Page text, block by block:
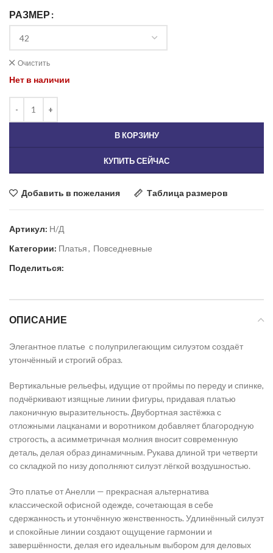
РАЗМЕР
Очистить
Нет в наличии
В КОРЗИНУ
КУПИТЬ СЕЙЧАС
Добавить в пожелания Таблица размеров
Артикул: Н/Д
Категории: Платья, Повседневные
Поделиться:
ОПИСАНИЕ
Элегантное платье с полуприлегающим силуэтом создаёт
утончённый и строгий образ.
Вертикальные рельефы, идущие от проймы по переду и спинке,
подчёркивают изящные линии фигуры, придавая платью
лаконичную выразительность. Двубортная застёжка с
отложными лацканами и воротником добавляет благородную
строгость, а асимметричная молния вносит современную
деталь, делая образ динамичным. Рукава длиной три четверти
со складкой по низу дополняют силуэт лёгкой воздушностью.
Это платье от Анелли — прекрасная альтернатива
классической офисной одежде, сочетающая в себе
сдержанность и утончённую женственность. Удлинённый силуэт
и спокойные линии создают ощущение гармонии и
завершённости, делая его идеальным выбором для деловых